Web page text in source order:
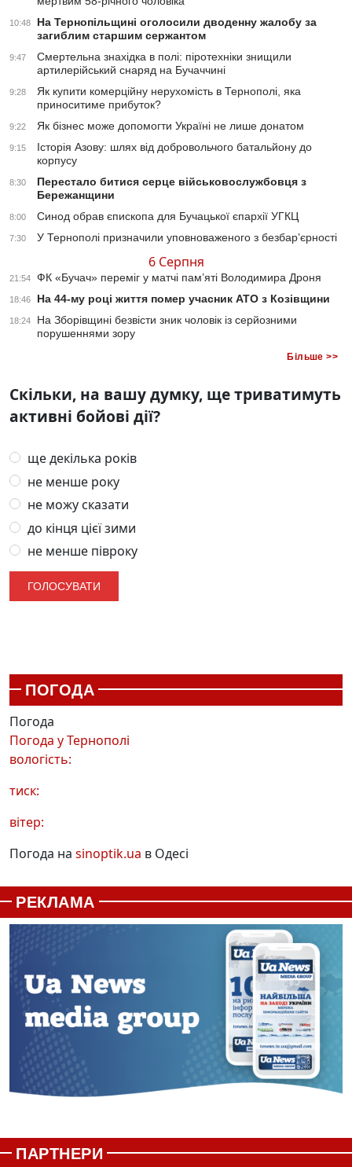
10:48
На Тернопільщині оголосили дводенну жалобу за
загиблим старшим сержантом
9:47
Смертельна знахідка в полі: піротехніки знищили
артилерійський снаряд на Бучаччині
9:28
Як купити комерційну нерухомість в Тернополі, яка
приноситиме прибуток?
9:22 Як бізнес може допомогти Україні не лише донатом
9:15
Історія Азову: шлях від добровольчого батальйону до
корпусу
8:30
Перестало битися серце військовослужбовця з
Бережанщини
8:00 Синод обрав єпископа для Бучацької єпархії УГКЦ
7:30 У Тернополі призначили уповноваженого з безбар’єрності
6 Серпня
21:54 ФК «Бучач» переміг у матчі пам’яті Володимира Дроня
18:46 На 44-му році життя помер учасник АТО з Козівщини
18:24
На Зборівщині безвісти зник чоловік із серйозними
порушеннями зору
Більше >>
Скільки, на вашу думку, ще триватимуть
активні бойові дії?
ще декілька років
не менше року
не можу сказати
до кінця цієї зими
не менше півроку
ПОГОДА
Погода
Погода уТернополі
вологість:
тиск:
вітер:
Погода на sinoptik.ua в Одесі
РЕКЛАМА
ПАРТНЕРИ